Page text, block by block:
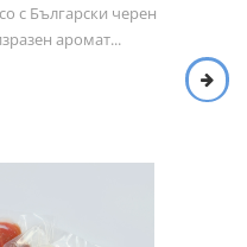
с Български черен
аромат...